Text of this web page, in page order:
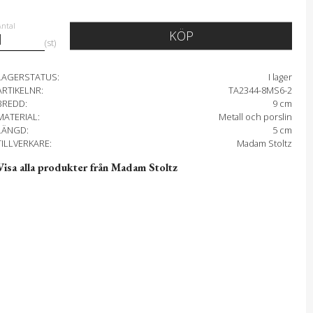
st KÖP
I lager
TA2344-8MS6-2
9 cm
Metall och porslin
5 cm
Madam Stoltz
alla produkter från Madam Stoltz